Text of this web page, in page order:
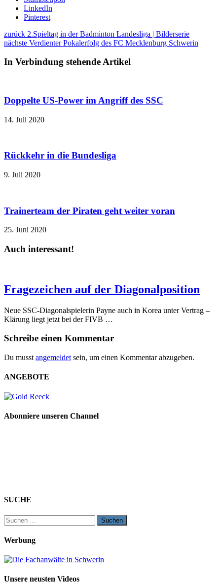
LinkedIn
Pinterest
zurück 2.Spieltag in der Badminton Landesliga | Bilderserie
nächste Verdienter Pokalerfolg des FC Mecklenburg Schwerin
In Verbindung stehende Artikel
Doppelte US-Power im Angriff des SSC
14. Juli 2020
Rückkehr in die Bundesliga
9. Juli 2020
Trainerteam der Piraten geht weiter voran
25. Juni 2020
Auch interessant!
Fragezeichen auf der Diagonalposition
Neue SSC-Diagonalspielerin Payne auch in Korea unter Vertrag –
Klärung liegt jetzt bei der FIVB …
Schreibe einen Kommentar
Du musst angemeldet sein, um einen Kommentar abzugeben.
ANGEBOTE
Abonniere unseren Channel
SUCHE
Suchen
nach:
Werbung
Unsere neusten Videos